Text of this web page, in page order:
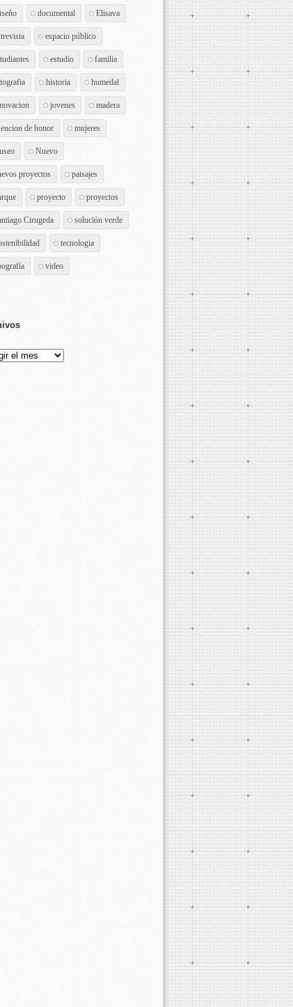
documental Elisava
espacio público
estudio familia
historia humedal
jovenes madera
de honor mujeres
Nuevo
proyectos paisajes
proyecto proyectos
Cirugeda solución verde
tecnologia
video